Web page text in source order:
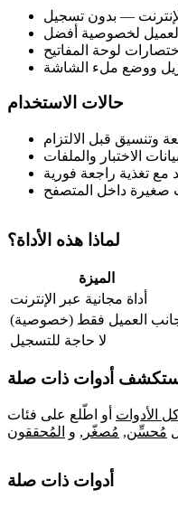
— بدون تسجيل
لخصوصية أفضل
لوحة المفاتيح
ووضع ملء الشاشة
حالات الاستخدام
قبل الالتزام
الاختبار والملفات
مع تغذية راجعة فورية
صغيرة داخل المتصفح
لماذا هذه الأداة؟
الميزة
أداة مجانية عبر الإنترنت
العميل فقط (خصوصية)
لا حاجة للتسجيل
أدوات ذات صلة
الأدوات أو اطّلع على فئات
مُحسِّن, مُصغّر , و المُحققون
أدوات ذات صلة